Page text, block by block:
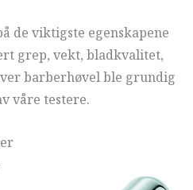
de viktigste egenskapene
grep, vekt, bladkvalitet,
barberhøvel ble grundig
våre testere.